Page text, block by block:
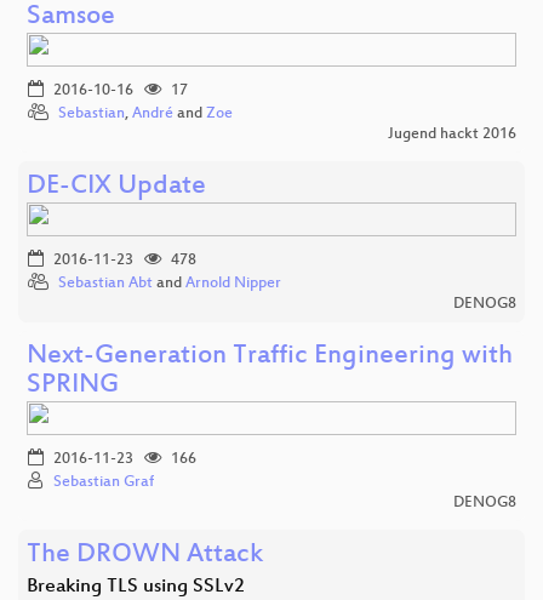
Samsoe
2016-10-16
17
Sebastian, André and Zoe
Jugend hackt 2016
DE-CIX Update
2016-11-23
478
Sebastian Abt and Arnold Nipper
DENOG8
Next-Generation Traffic Engineering with
SPRING
2016-11-23
166
Sebastian Graf
DENOG8
The DROWN Attack
Breaking TLS using SSLv2